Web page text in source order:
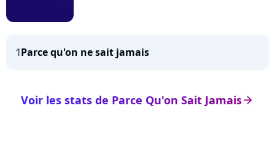
1Parce qu'on ne sait jamais
arrow_right
Voir les stats de Parce Qu'on Sait Jamais